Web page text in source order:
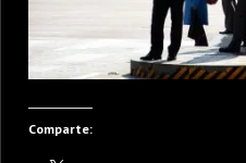
Comparte: